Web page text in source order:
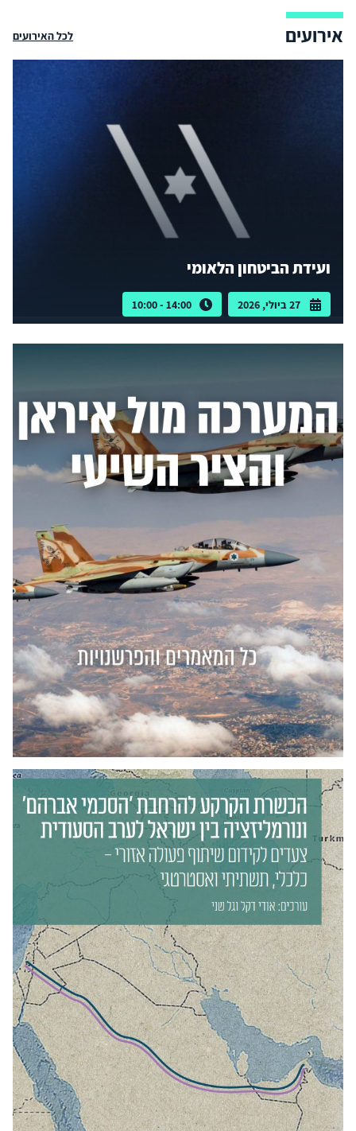
אירועים לכל האירועים
ועידת הביטחון הלאומי
27 ביולי, 2026 14:00 - 10:00